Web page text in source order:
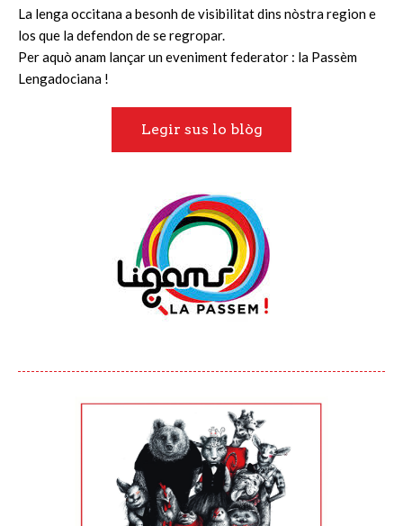
La lenga occitana a besonh de visibilitat dins nòstra region e
los que la defendon de se regropar.
Per aquò anam lançar un eveniment federator : la Passèm
Lengadociana !
Legir sus lo blòg